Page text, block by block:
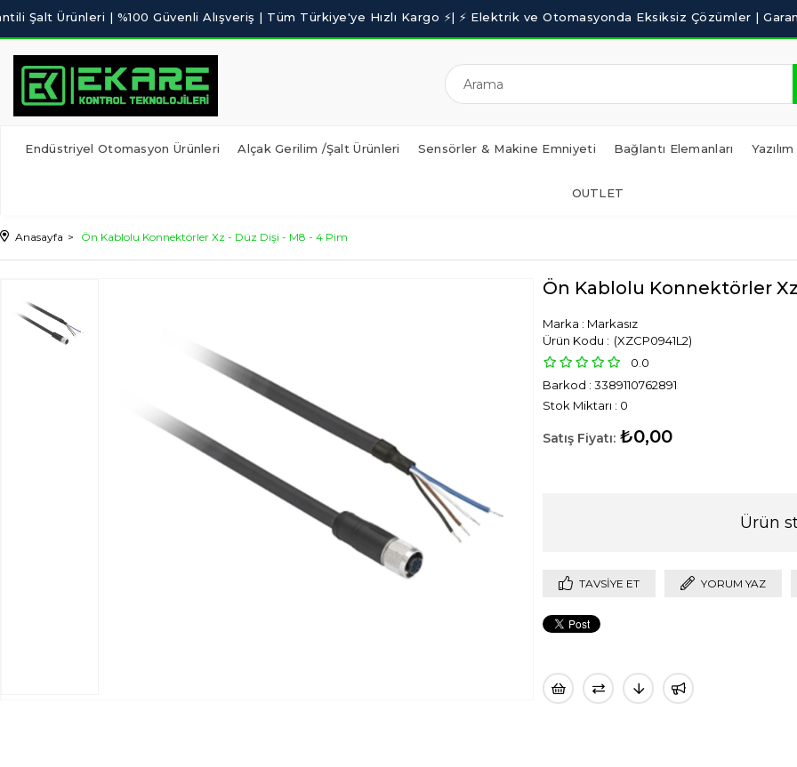
Endüstriyel Otomasyon Ürünleri Alçak Gerilim /Şalt Ürünleri Sensörler & Makine Emniyeti Bağlantı Elemanları
OUTLET
Anasayfa Ön Kablolu Konnektörler Xz - Düz Dişi - M8 - 4 Pim
Ön Kablolu Konnektörler
Marka : Markasız
(XZCP0941L2)
0.0
Barkod : 3389110762891
Stok Miktarı : 0
₺0,00
Ürün
TAVSIYE ET YORUM YAZ